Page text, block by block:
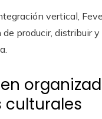
vertical,
producir, distribuir
culturales